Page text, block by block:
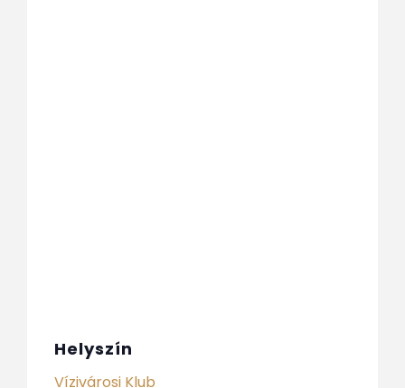
Helyszín
Vízivárosi Klub